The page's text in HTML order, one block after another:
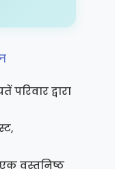
द्वारा
वस्तुनिष्ठ